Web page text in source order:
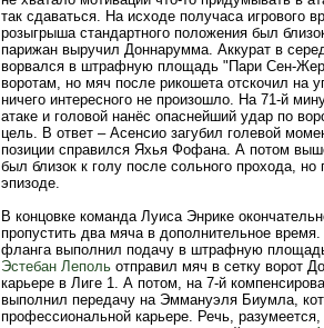
так сдаваться. На исходе получаса игрового
розыгрыша стандартного положения был
парижан выручил Доннарумма. Аккурат в
ворвался в штрафную площадь "Пари Сен-
воротам, но мяч после рикошета отскочил на
ничего интересного не произошло. На 71-й
атаке и головой нанёс опаснейший удар по
цель. В ответ – Асенсио загубил голевой
позиции справился Яхья Фофана. А потом
был близок к голу после сольного прохода,
эпизоде.
В концовке команда Луиса Энрике
пропустить два мяча в дополнительное
фланга выполнил подачу в штрафную
Эстебан Лепольотправил мяч в сетку ворот
карьере в Лиге 1. А потом, на 7-й
выполнил передачу на Эммануэля Биумла,
профессиональной карьере. Речь,